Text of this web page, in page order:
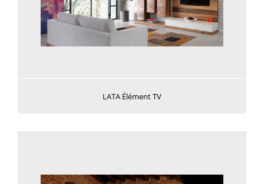
LATA Élément TV